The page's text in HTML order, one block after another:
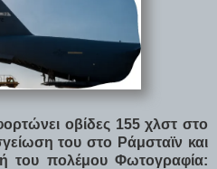
οβίδες 155 χλστ στο
του στο Ράμσταϊν και
του πολέμου Φωτογραφία: